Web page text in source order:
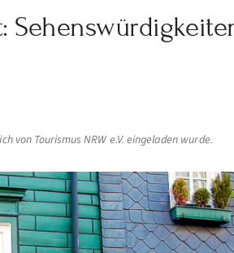
von Tourismus NRW e.V. eingeladen wurde.